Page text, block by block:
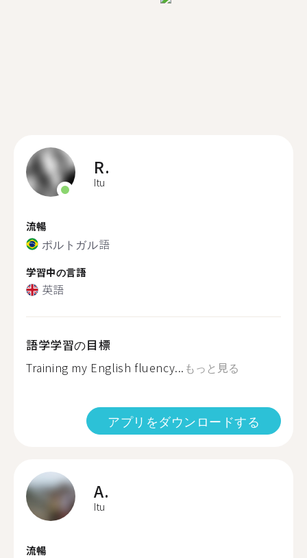
R.
Itu
流暢
ポルトガル語
学習中の言語
英語
語学学習の目標
Training my English fluency... もっと見る
アプリをダウンロードする
A.
Itu
流暢